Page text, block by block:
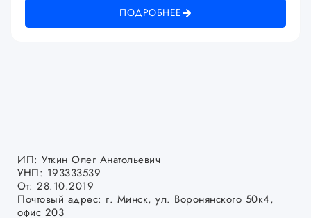
ПОДРОБНЕЕ
ИП: Уткин Олег Анатольевич
УНП: 193333539
От: 28.10.2019
Почтовый адрес: г. Минск, ул. Воронянского 50к4,
офис 203